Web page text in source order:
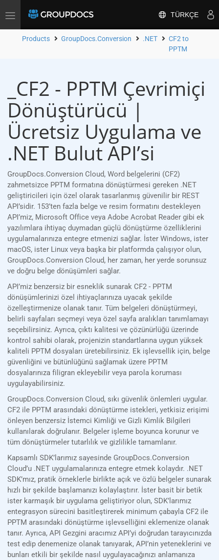
Toggle
TÜRKÇE
Products GroupDocs.Conversion .NET
CF2 to
PPTM
_CF2 - PPTM Çevrimiçi
Dönüştürücü |
Ücretsiz Uygulama ve
.NET Bulut API’si
GroupDocs.Conversion Cloud, Word belgelerini (CF2)
zahmetsizce PPTM formatına dönüştürmesi gereken .NET
geliştiricileri için özel olarak tasarlanmış güvenilir bir REST
API’sidir. 153’ten fazla belge ve resim formatını destekleyen
API’miz, Microsoft Office veya Adobe Acrobat Reader gibi ek
yazılımlara ihtiyaç duymadan güçlü dönüştürme özelliklerini
uygulamalarınıza entegre etmenizi sağlar. İster Windows, ister
macOS, ister Linux veya başka bir platformda çalışıyor olun,
GroupDocs.Conversion Cloud, her zaman, her yerde sorunsuz
ve doğru belge dönüşümleri sağlar.
API’miz benzersiz bir esneklik sunarak CF2 - PPTM
dönüşümlerinizi özel ihtiyaçlarınıza uyacak şekilde
özelleştirmenize olanak tanır. Tüm belgeleri dönüştürmeyi,
belirli sayfaları seçmeyi veya özel sayfa aralıkları tanımlamayı
seçebilirsiniz. Ayrıca, çıktı kalitesi ve çözünürlüğü üzerinde
kontrol sahibi olarak, projenizin standartlarına uygun yüksek
kaliteli PPTM dosyaları üretebilirsiniz. Ek işlevsellik için, belge
güvenliğini ve bütünlüğünü sağlamak üzere PPTM
dosyalarınıza filigran ekleyebilir veya parola koruması
uygulayabilirsiniz.
GroupDocs.Conversion Cloud, sıkı güvenlik önlemleri uygular.
CF2 ile PPTM arasındaki dönüştürme istekleri, yetkisiz erişimi
önleyen benzersiz İstemci Kimliği ve Gizli Kimlik Bilgileri
kullanılarak doğrulanır. Belgeler işleme boyunca korunur ve
tüm dönüştürmeler tutarlılık ve gizlilikle tamamlanır.
Kapsamlı SDK’larımız sayesinde GroupDocs.Conversion
Cloud’u .NET uygulamalarınıza entegre etmek kolaydır. .NET
SDK’mız, pratik örneklerle birlikte açık ve özlü belgeler sunarak
hızlı bir şekilde başlamanızı kolaylaştırır. İster basit bir betik
ister karmaşık bir uygulama geliştiriyor olun, SDK’larımız
entegrasyon sürecini basitleştirerek minimum çabayla CF2 ile
PPTM arasındaki dönüştürme işlevselliğini eklemenize olanak
tanır. Ayrıca, API Gezgini aracımız API’yi doğrudan tarayıcınızda
test edip denemenize olanak tanıyarak, API’nin yeteneklerini ve
bunları etkili bir şekilde nasıl uygulayacağınızı anlamanıza